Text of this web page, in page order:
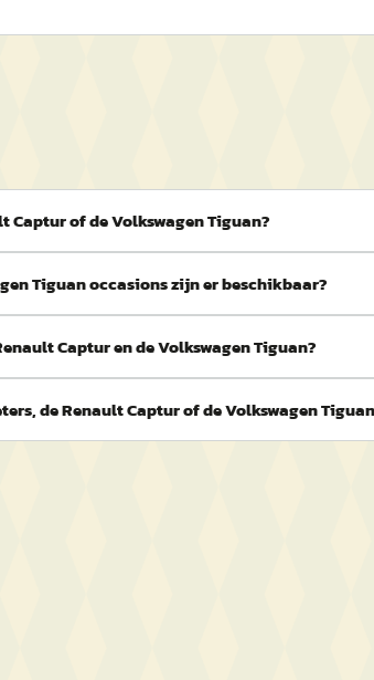
Captur of de Volkswagen Tiguan?
Tiguan occasions zijn er beschikbaar?
Captur en de Volkswagen Tiguan?
de Renault Captur of de Volkswagen